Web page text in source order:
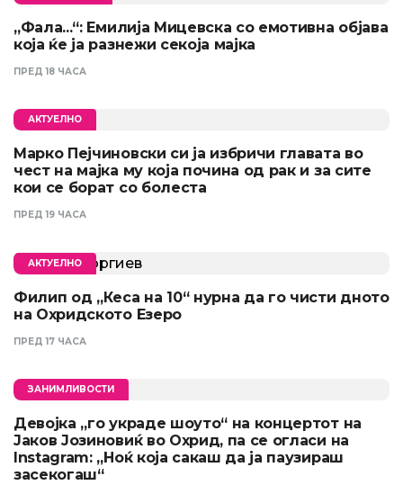
„Фала...“: Емилија Мицевска со емотивна објава
која ќе ја разнежи секоја мајка
ПРЕД 18 ЧАСА
АКТУЕЛНО
Марко Пејчиновски си ја избричи главата во
чест на мајка му која почина од рак и за сите
кои се борат со болеста
ПРЕД 19 ЧАСА
АКТУЕЛНО
Филип од „Кеса на 10“ нурна да го чисти дното
на Охридското Езеро
ПРЕД 17 ЧАСА
ЗАНИМЛИВОСТИ
Девојка „го украде шоуто“ на концертот на
Јаков Јозиновиќ во Охрид, па се огласи на
Instagram: „Ноќ која сакаш да ја паузираш
засекогаш“